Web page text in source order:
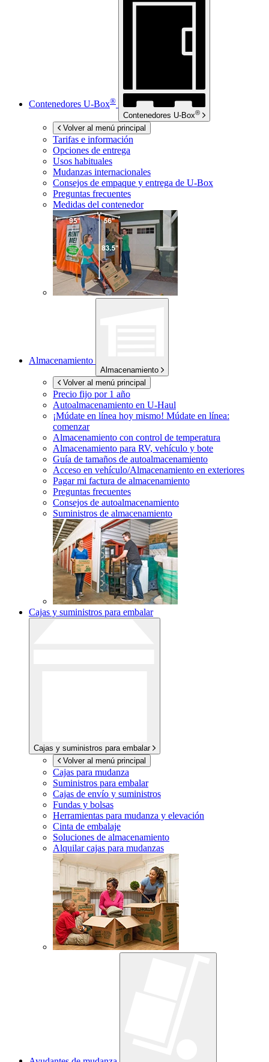
Contenedores U-Box®
Contenedores U-Box®
Volver al menú principal
Tarifas e información
Opciones de entrega
Usos habituales
Mudanzas internacionales
Consejos de empaque y entrega de U-Box
Preguntas frecuentes
Medidas del contenedor
Almacenamiento
Almacenamiento
Volver al menú principal
Precio fijo por 1 año
Autoalmacenamiento en U-Haul
¡Múdate en línea hoy mismo! Múdate en línea:
comenzar
Almacenamiento con control de temperatura
Almacenamiento para RV, vehículo y bote
Guía de tamaños de autoalmacenamiento
Acceso en vehículo/Almacenamiento en exteriores
Pagar mi factura de almacenamiento
Preguntas frecuentes
Consejos de autoalmacenamiento
Suministros de almacenamiento
Cajas y suministros para embalar
Cajas y suministros para embalar
Volver al menú principal
Cajas para mudanza
Suministros para embalar
Cajas de envío y suministros
Fundas y bolsas
Herramientas para mudanza y elevación
Cinta de embalaje
Soluciones de almacenamiento
Alquilar cajas para mudanzas